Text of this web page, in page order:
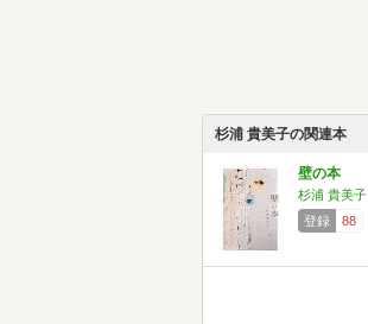
杉浦 貴美子の関連本
壁の本
杉浦 貴美子
登録
88